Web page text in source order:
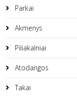
Parkai
Akmenys
Piliakalniai
Atodangos
Takai